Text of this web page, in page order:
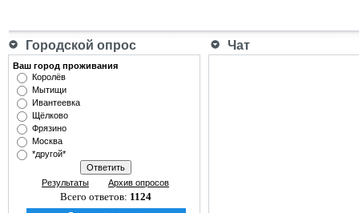
Городской опрос Чат
Ваш город проживания
Королёв
Мытищи
Ивантеевка
Щёлково
Фрязино
Москва
*другой*
Результаты Архив опросов
Всего ответов: 1124